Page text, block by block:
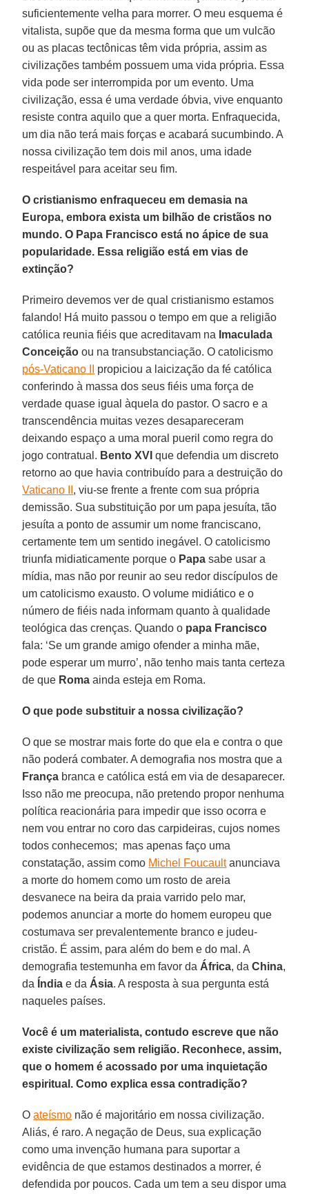
suficientemente velha para morrer. O meu esquema é
vitalista, supõe que da mesma forma que um vulcão
ou as placas tectônicas têm vida própria, assim as
civilizações também possuem uma vida própria. Essa
vida pode ser interrompida por um evento. Uma
civilização, essa é uma verdade óbvia, vive enquanto
resiste contra aquilo que a quer morta. Enfraquecida,
um dia não terá mais forças e acabará sucumbindo. A
nossa civilização tem dois mil anos, uma idade
respeitável para aceitar seu fim.
O cristianismo enfraqueceu em demasia na
Europa, embora exista um bilhão de cristãos no
mundo. O Papa Francisco está no ápice de sua
popularidade. Essa religião está em vias de
extinção?
Primeiro devemos ver de qual cristianismo estamos
falando! Há muito passou o tempo em que a religião
católica reunia fiéis que acreditavam na Imaculada
Conceição ou na transubstanciação. O catolicismo
pós-Vaticano II
propiciou a laicização da fé católica
conferindo à massa dos seus fiéis uma força de
verdade quase igual àquela do pastor. O sacro e a
transcendência muitas vezes desapareceram
deixando espaço a uma moral pueril como regra do
jogo contratual. Bento XVI que defendia um discreto
retorno ao que havia contribuído para a destruição do
Vaticano II , viu-se frente a frente com sua própria
demissão. Sua substituição por um papa jesuíta, tão
jesuíta a ponto de assumir um nome franciscano,
certamente tem um sentido inegável. O catolicismo
triunfa midiaticamente porque o Papa sabe usar a
mídia, mas não por reunir ao seu redor discípulos de
um catolicismo exausto. O volume midiático e o
número de fiéis nada informam quanto à qualidade
teológica das crenças. Quando o papa Francisco
fala: ‘Se um grande amigo ofender a minha mãe,
pode esperar um murro’, não tenho mais tanta certeza
de que Roma ainda esteja em Roma.
O que pode substituir a nossa civilização?
O que se mostrar mais forte do que ela e contra o que
não poderá combater. A demografia nos mostra que a
França branca e católica está em via de desaparecer.
Isso não me preocupa, não pretendo propor nenhuma
política reacionária para impedir que isso ocorra e
nem vou entrar no coro das carpideiras, cujos nomes
todos conhecemos; mas apenas faço uma
constatação, assim como Michel Foucaultanunciava
a morte do homem como um rosto de areia
desvanece na beira da praia varrido pelo mar,
podemos anunciar a morte do homem europeu que
costumava ser prevalentemente branco e judeu-
cristão. É assim, para além do bem e do mal. A
demografia testemunha em favor da África, daChina,
da Índia e da Ásia. A resposta à sua pergunta está
naqueles países.
Você é um materialista, contudo escreve que não
existe civilização sem religião. Reconhece, assim,
que o homem é acossado por uma inquietação
espiritual. Como explica essa contradição?
Oateísmo não é majoritário em nossa civilização.
Aliás, é raro. A negação de Deus, sua explicação
como uma invenção humana para suportar a
evidência de que estamos destinados a morrer, é
defendida por poucos. Cada um tem a seu dispor uma